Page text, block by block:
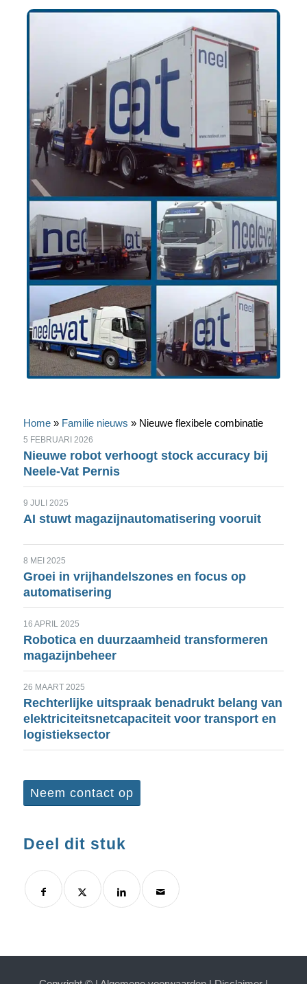
Home» Familie nieuws » Nieuwe flexibele combinatie
5 FEBRUARI 2026
Nieuwe robot verhoogt stock accuracy bij
Neele-Vat Pernis
9 JULI 2025
AI stuwt magazijnautomatisering vooruit
8 MEI 2025
Groei in vrijhandelszones en focus op
automatisering
16 APRIL 2025
Robotica en duurzaamheid transformeren
magazijnbeheer
26 MAART 2025
Rechterlijke uitspraak benadrukt belang van
elektriciteitsnetcapaciteit voor transport en
logistieksector
Neem contact op
Deel dit stuk